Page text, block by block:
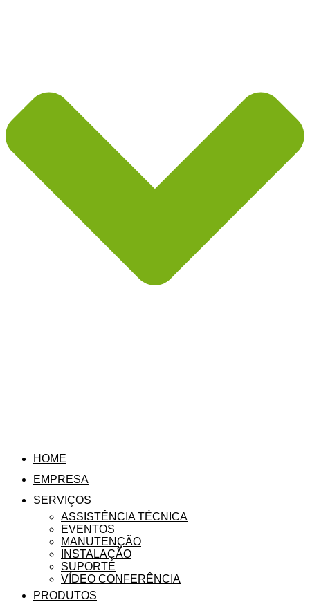
HOME
EMPRESA
SERVIÇOS
ASSISTÊNCIA TÉCNICA
EVENTOS
MANUTENÇÃO
INSTALAÇÃO
SUPORTE
VÍDEO CONFERÊNCIA
PRODUTOS